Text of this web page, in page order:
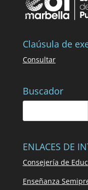
Claúsula de
Consultar
Buscador
ENLACES DE
Consejería de
Enseñanza